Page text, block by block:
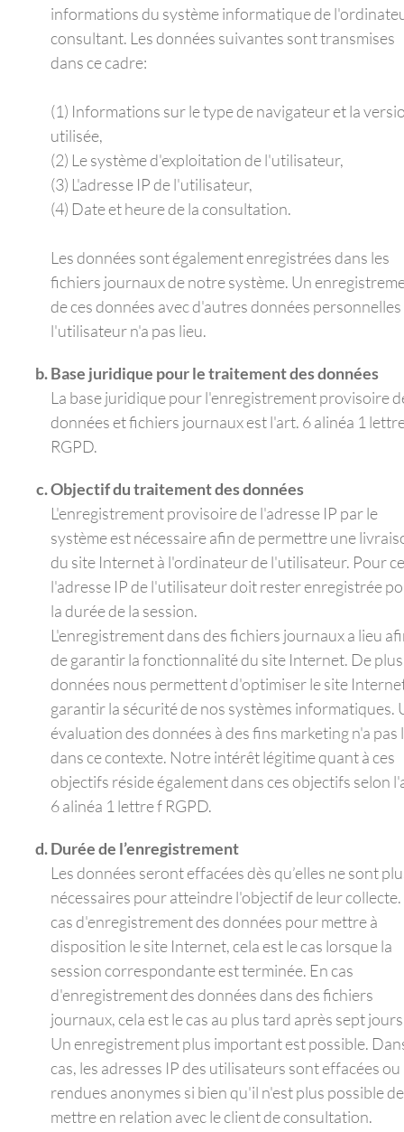
informations du système informatique de
consultant. Les données suivantes sont transmises
dans ce cadre:
(1) Informations sur le type de navigateur et la
utilisée,
(2) Le système d'exploitation de l'utilisateur,
(3) L'adresse IP de l'utilisateur,
(4) Date et heure de la consultation.
Les données sont également enregistrées dans les
fichiers journaux de notre système. Un
de ces données avec d'autres données personnelles
l'utilisateur n'a pas lieu.
Base juridique pour le traitement des données
La base juridique pour l'enregistrement provisoire
données et fichiers journaux est l'art. 6 alinéa 1
RGPD.
Objectif du traitement des données
L'enregistrement provisoire de l'adresse IP par le
système est nécessaire afin de permettre une
du site Internet à l'ordinateur de l'utilisateur. Pour
l'adresse IP de l'utilisateur doit rester enregistrée
la durée de la session.
L'enregistrement dans des fichiers journaux a lieu
de garantir la fonctionnalité du site Internet. De
données nous permettent d'optimiser le site
garantir la sécurité de nos systèmes informatiques.
évaluation des données à des fins marketing n'a pas
dans ce contexte. Notre intérêt légitime quant à ces
objectifs réside également dans ces objectifs selon
6 alinéa 1 lettre f RGPD.
Durée de l’enregistrement
Les données seront effacées dès qu’elles ne sont
nécessaires pour atteindre l'objectif de leur collecte.
cas d'enregistrement des données pour mettre à
disposition le site Internet, cela est le cas lorsque la
session correspondante est terminée. En cas
d'enregistrement des données dans des fichiers
journaux, cela est le cas au plus tard après sept
Un enregistrement plus important est possible.
cas, les adresses IP des utilisateurs sont effacées ou
rendues anonymes si bien qu'il n'est plus possible
mettre en relation avec le client de consultation.